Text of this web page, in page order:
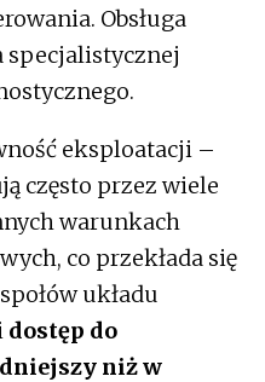
Obsługa
specjalistycznej
eksploatacji –
często przez wiele
warunkach
co przekłada się
układu
dostęp do
niż w